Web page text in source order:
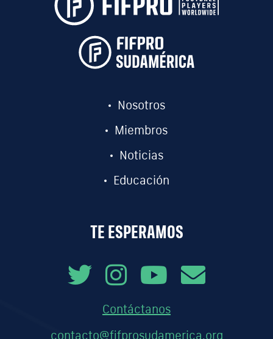
Nosotros
Miembros
Noticias
Educación
TE ESPERAMOS
Contáctanos
contacto@fifprosudamerica.org